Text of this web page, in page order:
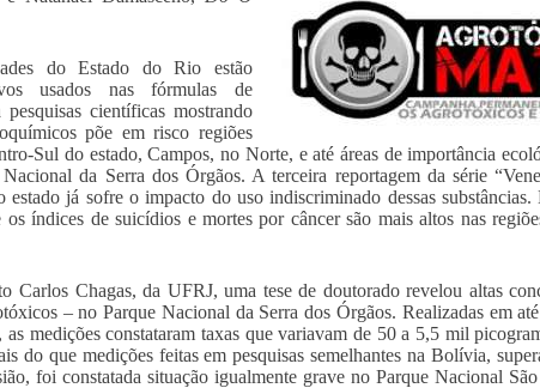
do Estado do Rio estão
usados nas fórmulas de
científicas mostrando
põe em risco regiões
Sul do estado, Campos, no Norte, e até áreas de importância
da Serra dos Órgãos. A terceira reportagem da série
estado já sofre o impacto do uso indiscriminado dessas
índices de suicídios e mortes por câncer são mais altos nas
Carlos Chagas, da UFRJ, uma tese de doutorado revelou altas
– no Parque Nacional da Serra dos Órgãos. Realizadas em
medições constataram taxas que variavam de 50 a 5,5 mil
do que medições feitas em pesquisas semelhantes na Bolívia,
foi constatada situação igualmente grave no Parque Nacional